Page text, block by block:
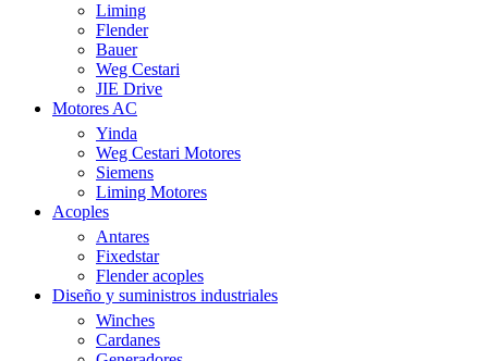
Liming
Flender
Bauer
Weg Cestari
JIE Drive
Motores AC
Yinda
Weg Cestari Motores
Siemens
Liming Motores
Acoples
Antares
Fixedstar
Flender acoples
Diseño y suministros industriales
Winches
Cardanes